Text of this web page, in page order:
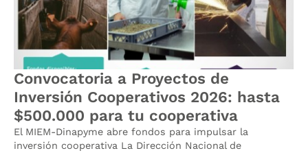
Convocatoria a Proyectos de
Inversión Cooperativos 2026: hasta
$500.000 para tu cooperativa
El MIEM-Dinapyme abre fondos para impulsar la
inversión cooperativa La Dirección Nacional de